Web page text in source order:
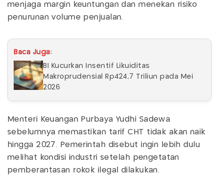
menjaga margin keuntungan dan menekan risiko
penurunan volume penjualan.
Baca Juga:
BI Kucurkan Insentif Likuiditas
Makroprudensial Rp424,7 Triliun pada Mei
2026
Menteri Keuangan Purbaya Yudhi Sadewa
sebelumnya memastikan tarif CHT tidak akan naik
hingga 2027. Pemerintah disebut ingin lebih dulu
melihat kondisi industri setelah pengetatan
pemberantasan rokok ilegal dilakukan.